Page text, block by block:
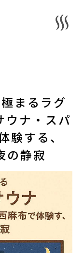
まるラグ
ウナ・スパ
験する、
の静寂